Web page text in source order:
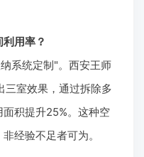
用率？
系统定制"。西安王师
三室效果，通过拆除多
积提升25%。这种空
经验不足者可为。